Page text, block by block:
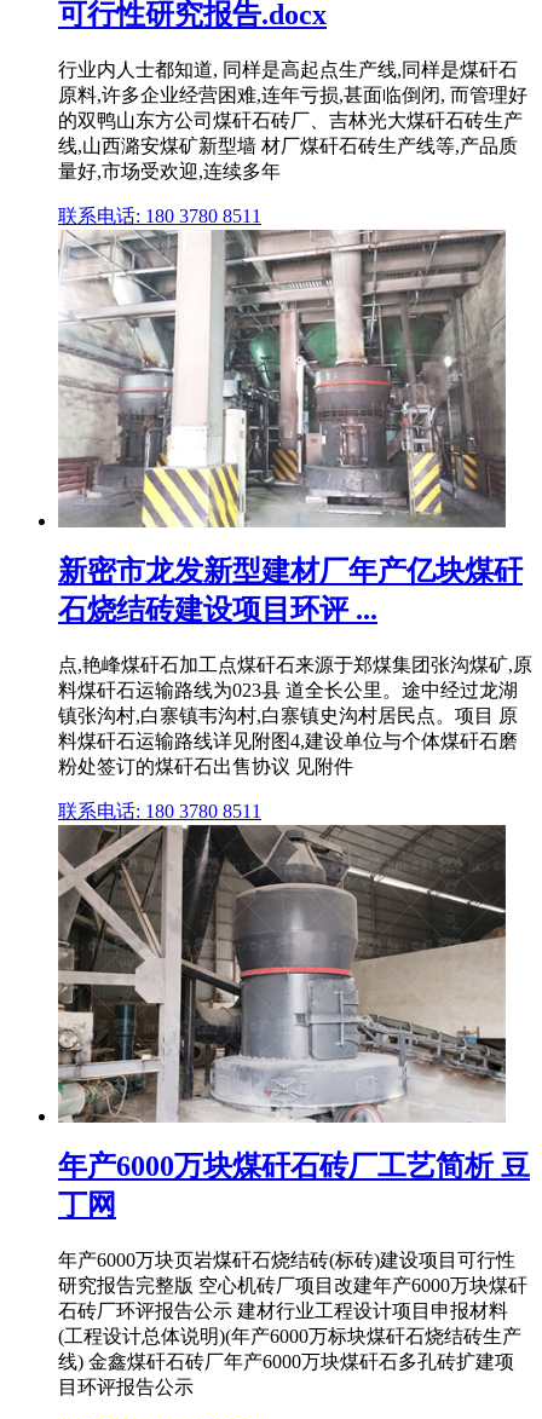
可行性研究报告.docx
行业内人士都知道, 同样是高起点生产线,同样是煤矸石
原料,许多企业经营困难,连年亏损,甚面临倒闭, 而管理好
的双鸭山东方公司煤矸石砖厂、吉林光大煤矸石砖生产
线,山西潞安煤矿新型墙 材厂煤矸石砖生产线等,产品质
量好,市场受欢迎,连续多年
联系电话: 180 3780 8511
新密市龙发新型建材厂年产亿块煤矸
石烧结砖建设项目环评 ...
点,艳峰煤矸石加工点煤矸石来源于郑煤集团张沟煤矿,原
料煤矸石运输路线为023县 道全长公里。途中经过龙湖
镇张沟村,白寨镇韦沟村,白寨镇史沟村居民点。项目 原
料煤矸石运输路线详见附图4,建设单位与个体煤矸石磨
粉处签订的煤矸石出售协议 见附件
联系电话: 180 3780 8511
年产6000万块煤矸石砖厂工艺简析 豆
丁网
年产6000万块页岩煤矸石烧结砖(标砖)建设项目可行性
研究报告完整版 空心机砖厂项目改建年产6000万块煤矸
石砖厂环评报告公示 建材行业工程设计项目申报材料
(工程设计总体说明)(年产6000万标块煤矸石烧结砖生产
线) 金鑫煤矸石砖厂年产6000万块煤矸石多孔砖扩建项
目环评报告公示